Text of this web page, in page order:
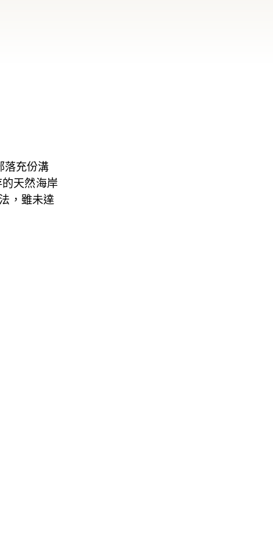
落充份溝
天然海岸
，雖未達